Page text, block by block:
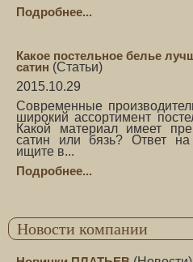
Подробнее...
Какое постельное белье
сатин (Статьи)
2015.10.29
Современные
широкий ассортимент
Какой материал имеет
сатин или бязь? Ответ на
ищите в...
Подробнее...
Новости компании